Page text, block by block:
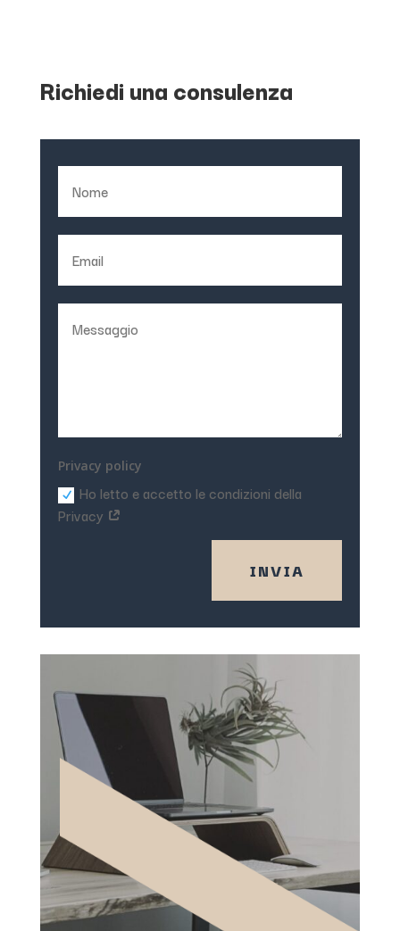
Richiedi una consulenza
Privacy policy
Ho letto e accetto le condizioni della
Privacy
INVIA